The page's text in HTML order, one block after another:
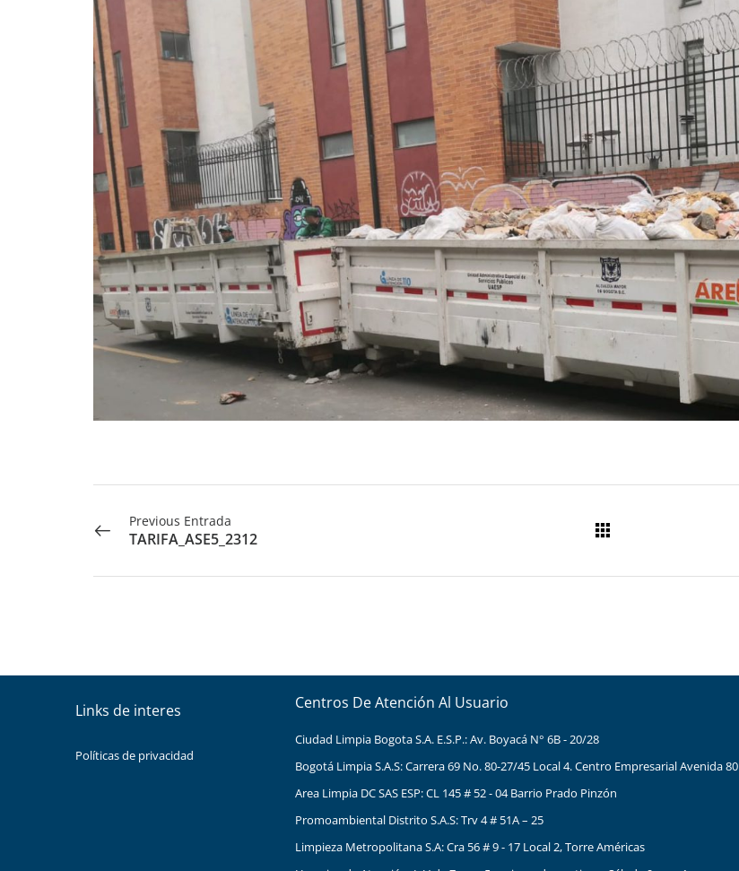
Previous Entrada
TARIFA_ASE5_2312
Links de interes
Políticas de privacidad
Centros De Atención Al Usuario
Ciudad Limpia Bogota S.A. E.S.P.: Av. Boyacá N° 6B - 20/28
Bogotá Limpia S.A.S: Carrera 69 No. 80-27/45 Local 4. Centro Empresarial Avenida 80
Area Limpia DC SAS ESP: CL 145 # 52 - 04 Barrio Prado Pinzón
Promoambiental Distrito S.A.S: Trv 4 # 51A – 25
Limpieza Metropolitana S.A: Cra 56 # 9 - 17 Local 2, Torre Américas